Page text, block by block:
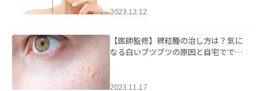
2023.12.12
【医師監修】稗粒腫の治し方は？気に
なる白いブツブツの原因と自宅ででき
2023.11.17